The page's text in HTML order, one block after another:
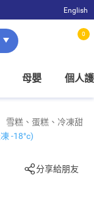
English
0
母嬰 個人
雪糕、蛋糕、冷凍甜
-18°c)
分享給朋友